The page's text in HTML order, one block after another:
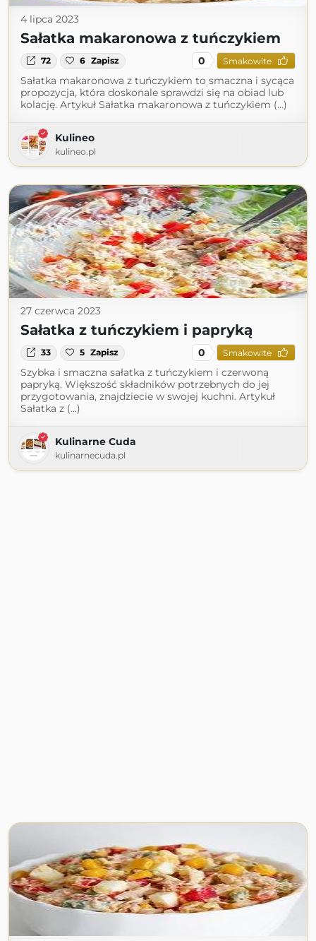
4 lipca 2023
Sałatka makaronowa z tuńczykiem
72 6 Zapisz 0 Smakowite
Sałatka makaronowa z tuńczykiem to smaczna i sycąca
propozycja, która doskonale sprawdzi się na obiad lub
kolację. Artykuł Sałatka makaronowa z tuńczykiem (...)
Kulineo
kulineo.pl
27 czerwca 2023
Sałatka z tuńczykiem i papryką
33 5 Zapisz 0 Smakowite
Szybka i smaczna sałatka z tuńczykiem i czerwoną
papryką. Większość składników potrzebnych do jej
przygotowania, znajdziecie w swojej kuchni. Artykuł
Sałatka z (...)
Kulinarne Cuda
kulinarnecuda.pl